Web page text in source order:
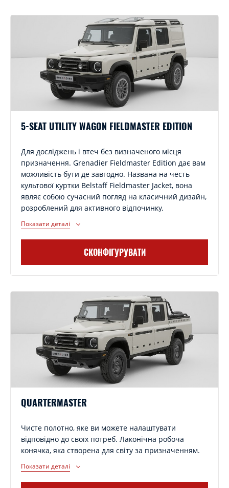
5-SEAT UTILITY WAGON FIELDMASTER EDITION
Для досліджень і втеч без визначеного місця
призначення. Grenadier Fieldmaster Edition дає вам
можливість бути де завгодно. Названа на честь
культової куртки Belstaff Fieldmaster Jacket, вона
являє собою сучасний погляд на класичний дизайн,
розроблений для активного відпочинку.
Показати деталі
СКОНФІГУРУВАТИ
QUARTERMASTER
Чисте полотно, яке ви можете налаштувати
відповідно до своїх потреб. Лаконічна робоча
конячка, яка створена для світу за призначенням.
Показати деталі